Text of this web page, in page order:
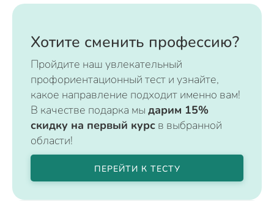
Хотите сменить профессию?
Пройдите наш увлекательный
профориентационный тест и узнайте,
какое направление подходит именно вам!
В качестве подарка мы дарим 15%
скидку на первый курс в выбранной
области!
ПЕРЕЙТИ К ТЕСТУ